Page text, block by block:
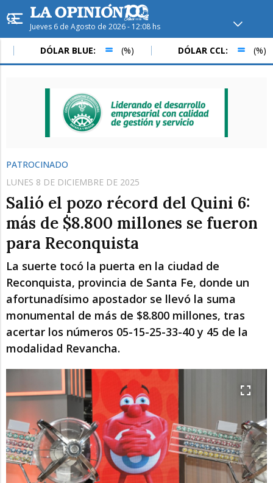
Jueves 6 de Agosto de 2026 - 12:08 hs
Hoy enRafaela ver clima
Mín / Máx
Humedad
Presión
Vie Sáb
DÓLAR BLUE: (%) DÓLAR CCL: (%)
PATROCINADO
LUNES 8 DE DICIEMBRE DE 2025
Salió el pozo récord del Quini 6:
más de $8.800 millones se fueron
para Reconquista
La suerte tocó la puerta en la ciudad de
Reconquista, provincia de Santa Fe, donde un
afortunadísimo apostador se llevó la suma
monumental de más de $8.800 millones, tras
acertar los números 05-15-25-33-40 y 45 de la
modalidad Revancha.